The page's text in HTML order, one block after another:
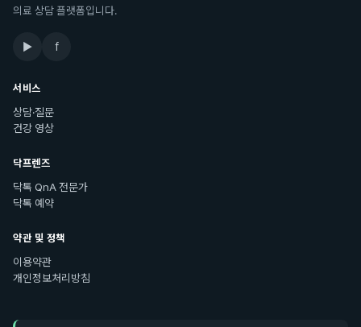
의료 상담 플랫폼입니다.
▶ f
서비스
상담·질문
건강 영상
닥프렌즈
닥톡 QnA 전문가
닥톡 예약
약관 및 정책
이용약관
개인정보처리방침